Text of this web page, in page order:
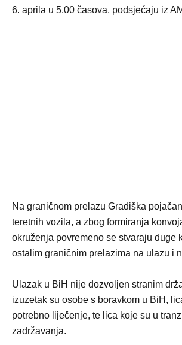
6. aprila u 5.00 časova, podsjećaju iz
Na graničnom prelazu Gradiška
teretnih vozila, a zbog formiranja
okruženja povremeno se stvaraju duge
ostalim graničnim prelazima na ulazu i
Ulazak u BiH nije dozvoljen stranim
izuzetak su osobe s boravkom u BiH,
potrebno liječenje, te lica koje su u
zadržavanja.